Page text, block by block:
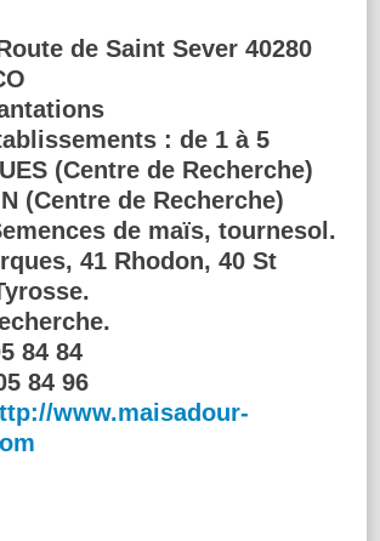
de Saint Sever 40280
: de 1 à 5
(Centre de Recherche)
(Centre de Recherche)
de maïs, tournesol.
41 Rhodon, 40 St
84 84
84 96
www.maisadour-